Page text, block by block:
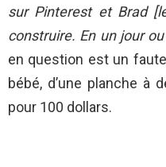
sur Pinterest et Brad
construire. En un jour
en question est un
bébé, d’une planche à
pour 100 dollars.